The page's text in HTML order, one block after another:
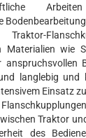
Traktor-
Materialien wie
anspruchsvollen
langlebig und
Einsatz
Traktor
des